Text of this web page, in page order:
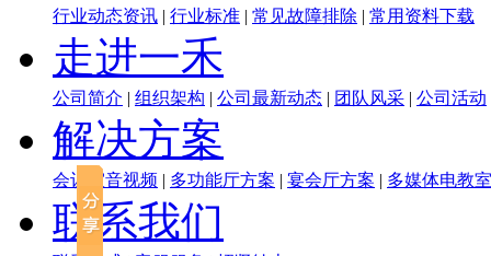
行业动态资讯 | 行业标准 | 常见故障排除 | 常用资料下载
走进一禾
公司简介 | 组织架构 | 公司最新动态 | 团队风采 | 公司活动
解决方案
会议室音视频 | 多功能厅方案 | 宴会厅方案 | 多媒体电教室
联系我们